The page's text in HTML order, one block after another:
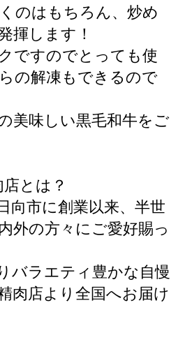
のはもちろん、炒め
揮します！
ですのでとっても使
の解凍もできるので
美味しい黒毛和牛をご
とは？
向市に創業以来、半世
外の方々にご愛好賜っ
バラエティ豊かな自慢
肉店より全国へお届け